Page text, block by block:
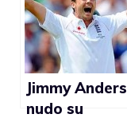
Jimmy
nudo su